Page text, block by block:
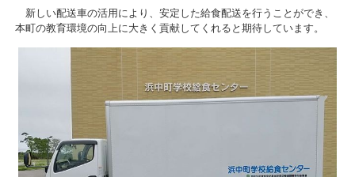
新しい配送車の活用により、安定した給食配送を行うことができ、
本町の教育環境の向上に大きく貢献してくれると期待しています。